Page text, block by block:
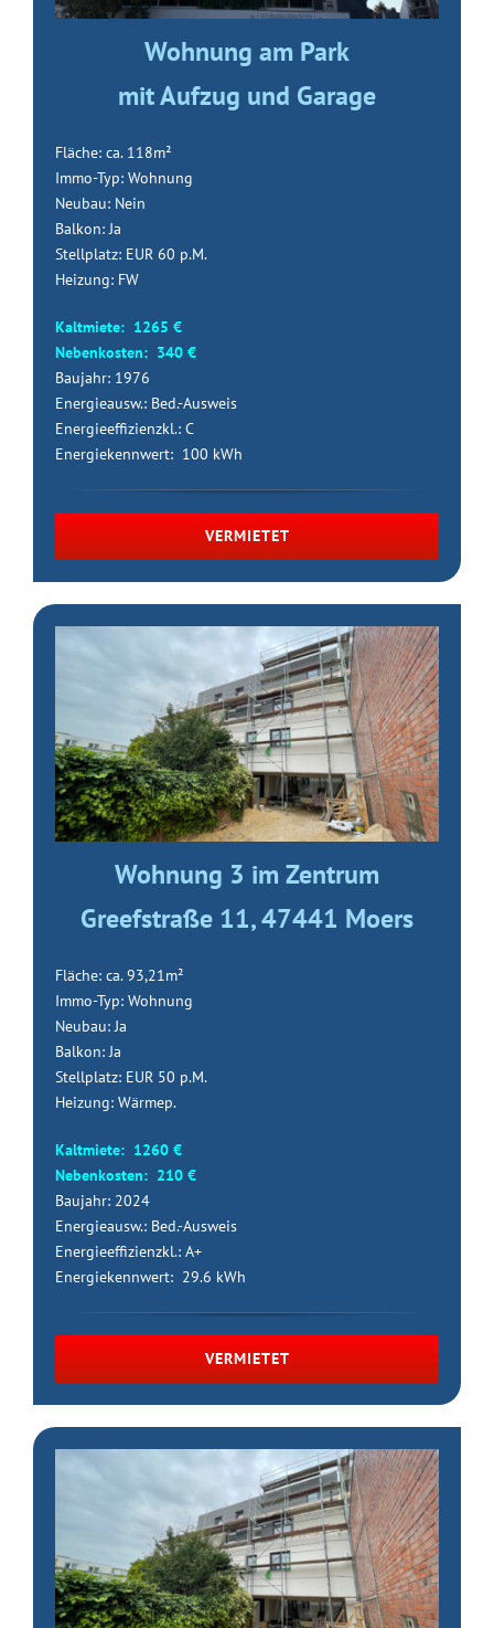
Wohnung am Park
mit Aufzug und Garage
Fläche: ca. 118m²
Immo-Typ: Wohnung
Neubau: Nein
Balkon: Ja
Stellplatz: EUR 60 p.M.
Heizung: FW
Kaltmiete: 1265 €
Nebenkosten: 340 €
Baujahr: 1976
Energieausw.: Bed.-Ausweis
Energieeffizienzkl.: C
Energiekennwert: 100 kWh
VERMIETET
Wohnung 3 im Zentrum
Greefstraße 11, 47441 Moers
Fläche: ca. 93,21m²
Immo-Typ: Wohnung
Neubau: Ja
Balkon: Ja
Stellplatz: EUR 50 p.M.
Heizung: Wärmep.
Kaltmiete: 1260 €
Nebenkosten: 210 €
Baujahr: 2024
Energieausw.: Bed.-Ausweis
Energieeffizienzkl.: A+
Energiekennwert: 29.6 kWh
VERMIETET